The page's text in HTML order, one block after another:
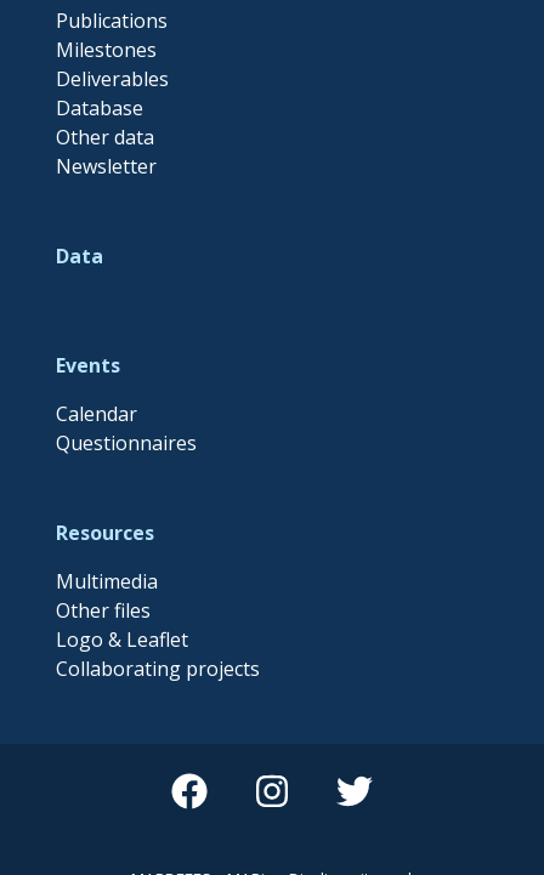
Publications
Milestones
Deliverables
Database
Other data
Newsletter
Data
Events
Calendar
Questionnaires
Resources
Multimedia
Other files
Logo & Leaflet
Collaborating projects